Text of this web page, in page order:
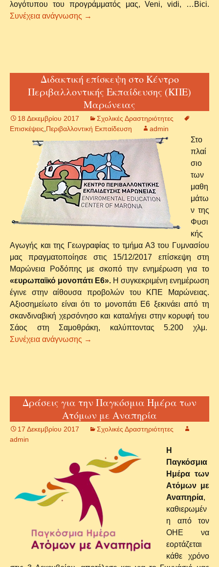
λογότυπου του προγράμματός μας, Veni, vidi, …Bici.
Συνέχεια ανάγνωσης Δημιουργία Λογότυπου για το
→
Διδακτική επίσκεψη στο Κέντρο
Περιβαλλοντικής Εκπαίδευσης (ΚΠΕ)
Μαρώνειας
18 Δεκεμβρίου 2017
Σχολικές Δραστηριότητες
Επισκέψεις,Περιβαλλοντική Εκπαίδευση admin
Στο
πλαί
σιο
των
μαθη
μάτω
ν της
Φυσι
κής
Αγωγής και της Γεωγραφίας το τμήμα Α3 του Γυμνασίου
μας πραγματοποίησε στις 15/12/2017 επίσκεψη στη
Μαρώνεια Ροδόπης με σκοπό την ενημέρωση για το
«ευρωπαϊκό μονοπάτι Ε6». Η συγκεκριμένη ενημέρωση
έγινε στην αίθουσα προβολών του ΚΠΕ Μαρώνειας.
Αξιοσημείωτο είναι ότι το μονοπάτι Ε6 ξεκινάει από τη
σκανδιναβική χερσόνησο και καταλήγει στην κορυφή του
Σάος στη Σαμοθράκη, καλύπτοντας 5.200 χλμ.
Συνέχεια ανάγνωσης Διδακτική επίσκεψη στο Κέντρο
→
Δράσεις για την Παγκόσμια Ημέρα των
Ατόμων με Αναπηρία
17 Δεκεμβρίου 2017
Σχολικές Δραστηριότητες
admin
Η
Παγκόσμια
Ημέρα των
Ατόμων με
Αναπηρία,
καθιερωμέν
η από τον
ΟΗΕ να
εορτάζεται
κάθε χρόνο